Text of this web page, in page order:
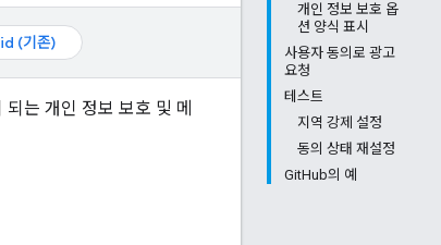
개인 정보 보호 옵
션 양식 표시
사용자 동의로 광고
요청
테스트
지역 강제 설정
동의 상태 재설정
GitHub의 예
(기존)
는 개인 정보 보호 및 메